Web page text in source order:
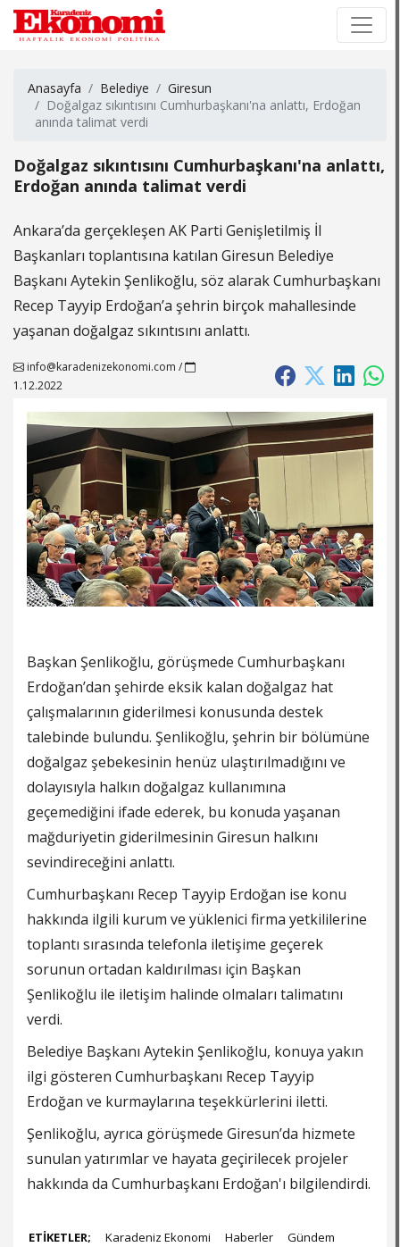
Anasayfa Belediye
Giresun
Doğalgaz sıkıntısını Cumhurbaşkanı'na anlattı, Erdoğan
anında talimat verdi
Doğalgaz sıkıntısını Cumhurbaşkanı'na anlattı,
Erdoğan anında talimat verdi
Ankara’da gerçekleşen AK Parti Genişletilmiş İl
Başkanları toplantısına katılan Giresun Belediye
Başkanı Aytekin Şenlikoğlu, söz alarak Cumhurbaşkanı
Recep Tayyip Erdoğan’a şehrin birçok mahallesinde
yaşanan doğalgaz sıkıntısını anlattı.
info@karadenizekonomi.com /
1.12.2022
Başkan Şenlikoğlu, görüşmede Cumhurbaşkanı
Erdoğan’dan şehirde eksik kalan doğalgaz hat
çalışmalarının giderilmesi konusunda destek
talebinde bulundu. Şenlikoğlu, şehrin bir bölümüne
doğalgaz şebekesinin henüz ulaştırılmadığını ve
dolayısıyla halkın doğalgaz kullanımına
geçemediğini ifade ederek, bu konuda yaşanan
mağduriyetin giderilmesinin Giresun halkını
sevindireceğini anlattı.
Cumhurbaşkanı Recep Tayyip Erdoğan ise konu
hakkında ilgili kurum ve yüklenici firma yetkililerine
toplantı sırasında telefonla iletişime geçerek
sorunun ortadan kaldırılması için Başkan
Şenlikoğlu ile iletişim halinde olmaları talimatını
verdi.
Belediye Başkanı Aytekin Şenlikoğlu, konuya yakın
ilgi gösteren Cumhurbaşkanı Recep Tayyip
Erdoğan ve kurmaylarına teşekkürlerini iletti.
Şenlikoğlu, ayrıca görüşmede Giresun’da hizmete
sunulan yatırımlar ve hayata geçirilecek projeler
hakkında da Cumhurbaşkanı Erdoğan'ı bilgilendirdi.
ETİKETLER; Karadeniz Ekonomi Haberler Gündem
×
×